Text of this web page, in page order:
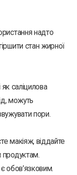
надто
стан жирної
як саліцилова
можуть
пори.
макіяж, віддайте
обов’язковим.